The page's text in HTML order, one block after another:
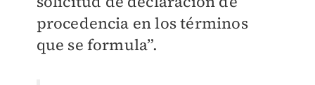
procedencia en los términos
que se formula”.